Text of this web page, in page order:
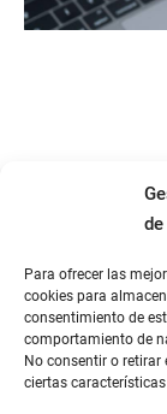
Para ofrecer las
cookies para
consentimiento de
comportamiento de
No consentir o
ciertas